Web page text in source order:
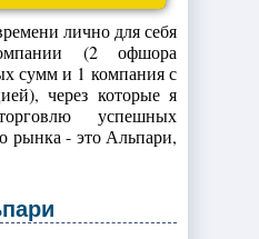
лично для себя
(2 офшора
сумм и 1 компания с
через которые я
успешных
рынка - это Альпари,